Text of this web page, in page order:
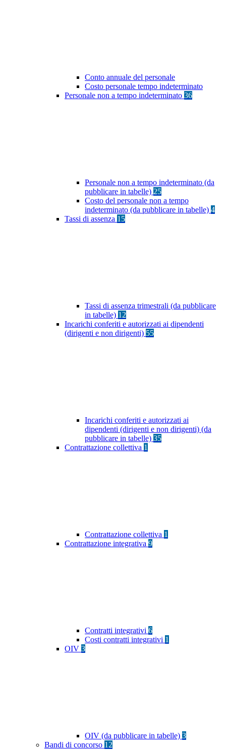
Conto annuale del personale
Costo personale tempo indeterminato
Personale non a tempo indeterminato 36
Personale non a tempo indeterminato (da
pubblicare in tabelle) 25
Costo del personale non a tempo
indeterminato (da pubblicare in tabelle) 4
Tassi di assenza 15
Tassi di assenza trimestrali (da pubblicare
in tabelle) 12
Incarichi conferiti e autorizzati ai dipendenti
(dirigenti e non dirigenti) 55
Incarichi conferiti e autorizzati ai
dipendenti (dirigenti e non dirigenti) (da
pubblicare in tabelle) 35
Contrattazione collettiva 1
Contrattazione collettiva 1
Contrattazione integrativa 9
Contratti integrativi 6
Costi contratti integrativi 1
OIV 3
OIV (da pubblicare in tabelle) 3
Bandi di concorso 12